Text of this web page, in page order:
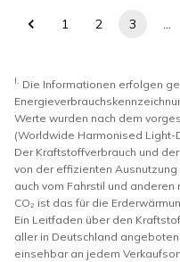
1 2 3 …
I. Die Informationen erfolgen
Werte wurden nach dem
(Worldwide Harmonised Light-
Der Kraftstoffverbrauch und
von der effizienten
auch vom Fahrstil und
CO₂ ist das für die
Ein Leitfaden über den
aller in Deutschland
einsehbar an jedem